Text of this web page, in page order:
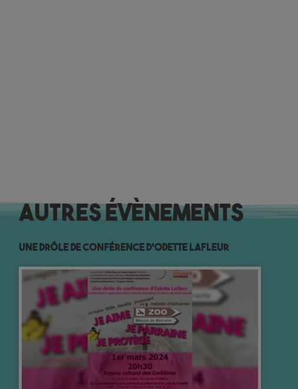
Autres évènements
Une drôle de conférence d’Odette Lafleur